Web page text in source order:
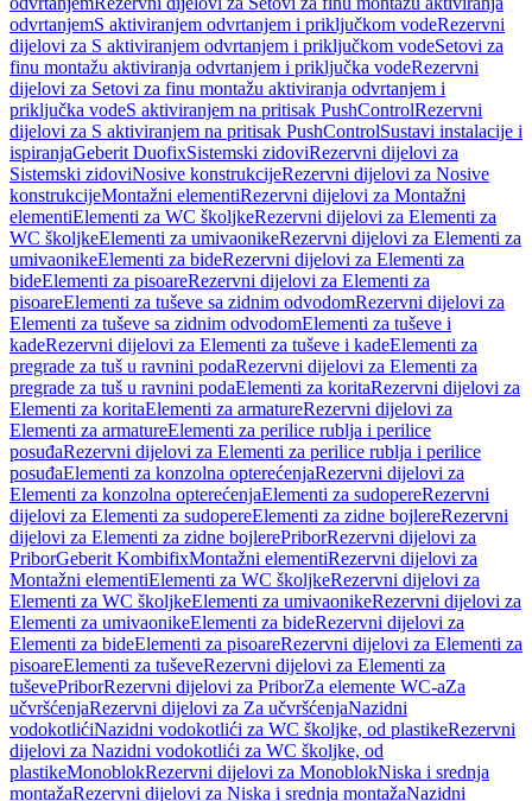
odvrtanjemS aktiviranjem odvrtanjem i priključkom vodeRezervni
dijelovi za S aktiviranjem odvrtanjem i priključkom vodeSetovi za
finu montažu aktiviranja odvrtanjem i priključka vodeRezervni
dijelovi za Setovi za finu montažu aktiviranja odvrtanjem i
priključka vodeS aktiviranjem na pritisak PushControlRezervni
dijelovi za S aktiviranjem na pritisak PushControlSustavi instalacije i
ispiranjaGeberit DuofixSistemski zidoviRezervni dijelovi za
Sistemski zidoviNosive konstrukcijeRezervni dijelovi za Nosive
konstrukcijeMontažni elementiRezervni dijelovi za Montažni
elementiElementi za WC školjkeRezervni dijelovi za Elementi za
WC školjkeElementi za umivaonikeRezervni dijelovi za Elementi za
umivaonikeElementi za bideRezervni dijelovi za Elementi za
bideElementi za pisoareRezervni dijelovi za Elementi za
pisoareElementi za tuševe sa zidnim odvodomRezervni dijelovi za
Elementi za tuševe sa zidnim odvodomElementi za tuševe i
kadeRezervni dijelovi za Elementi za tuševe i kadeElementi za
pregrade za tuš u ravnini podaRezervni dijelovi za Elementi za
pregrade za tuš u ravnini podaElementi za koritaRezervni dijelovi za
Elementi za koritaElementi za armatureRezervni dijelovi za
Elementi za armatureElementi za perilice rublja i perilice
posuđaRezervni dijelovi za Elementi za perilice rublja i perilice
posuđaElementi za konzolna opterećenjaRezervni dijelovi za
Elementi za konzolna opterećenjaElementi za sudopereRezervni
dijelovi za Elementi za sudopereElementi za zidne bojlereRezervni
dijelovi za Elementi za zidne bojlerePriborRezervni dijelovi za
PriborGeberit KombifixMontažni elementiRezervni dijelovi za
Montažni elementiElementi za WC školjkeRezervni dijelovi za
Elementi za WC školjkeElementi za umivaonikeRezervni dijelovi za
Elementi za umivaonikeElementi za bideRezervni dijelovi za
Elementi za bideElementi za pisoareRezervni dijelovi za Elementi za
pisoareElementi za tuševeRezervni dijelovi za Elementi za
tuševePriborRezervni dijelovi za PriborZa elemente WC-aZa
učvršćenjaRezervni dijelovi za Za učvršćenjaNazidni
vodokotlićiNazidni vodokotlići za WC školjke, od plastikeRezervni
dijelovi za Nazidni vodokotlići za WC školjke, od
plastikeMonoblokRezervni dijelovi za MonoblokNiska i srednja
montažaRezervni dijelovi za Niska i srednja montažaNazidni